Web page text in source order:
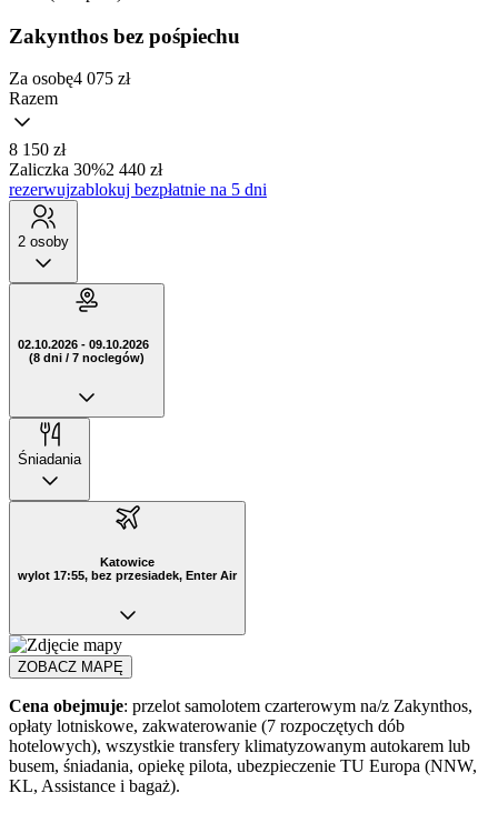
Zakynthos bez pośpiechu
Za osobę4 075 zł
Razem
8 150 zł
Zaliczka 30%2 440 zł
rezerwujzablokuj bezpłatnie na 5 dni
2 osoby
02.10.2026 - 09.10.2026
(8 dni / 7 noclegów)
Śniadania
Katowice
wylot 17:55, bez przesiadek, Enter Air
ZOBACZ MAPĘ
Cena obejmuje: przelot samolotem czarterowym na/z Zakynthos,
opłaty lotniskowe, zakwaterowanie (7 rozpoczętych dób
hotelowych), wszystkie transfery klimatyzowanym autokarem lub
busem, śniadania, opiekę pilota, ubezpieczenie TU Europa (NNW,
KL, Assistance i bagaż).